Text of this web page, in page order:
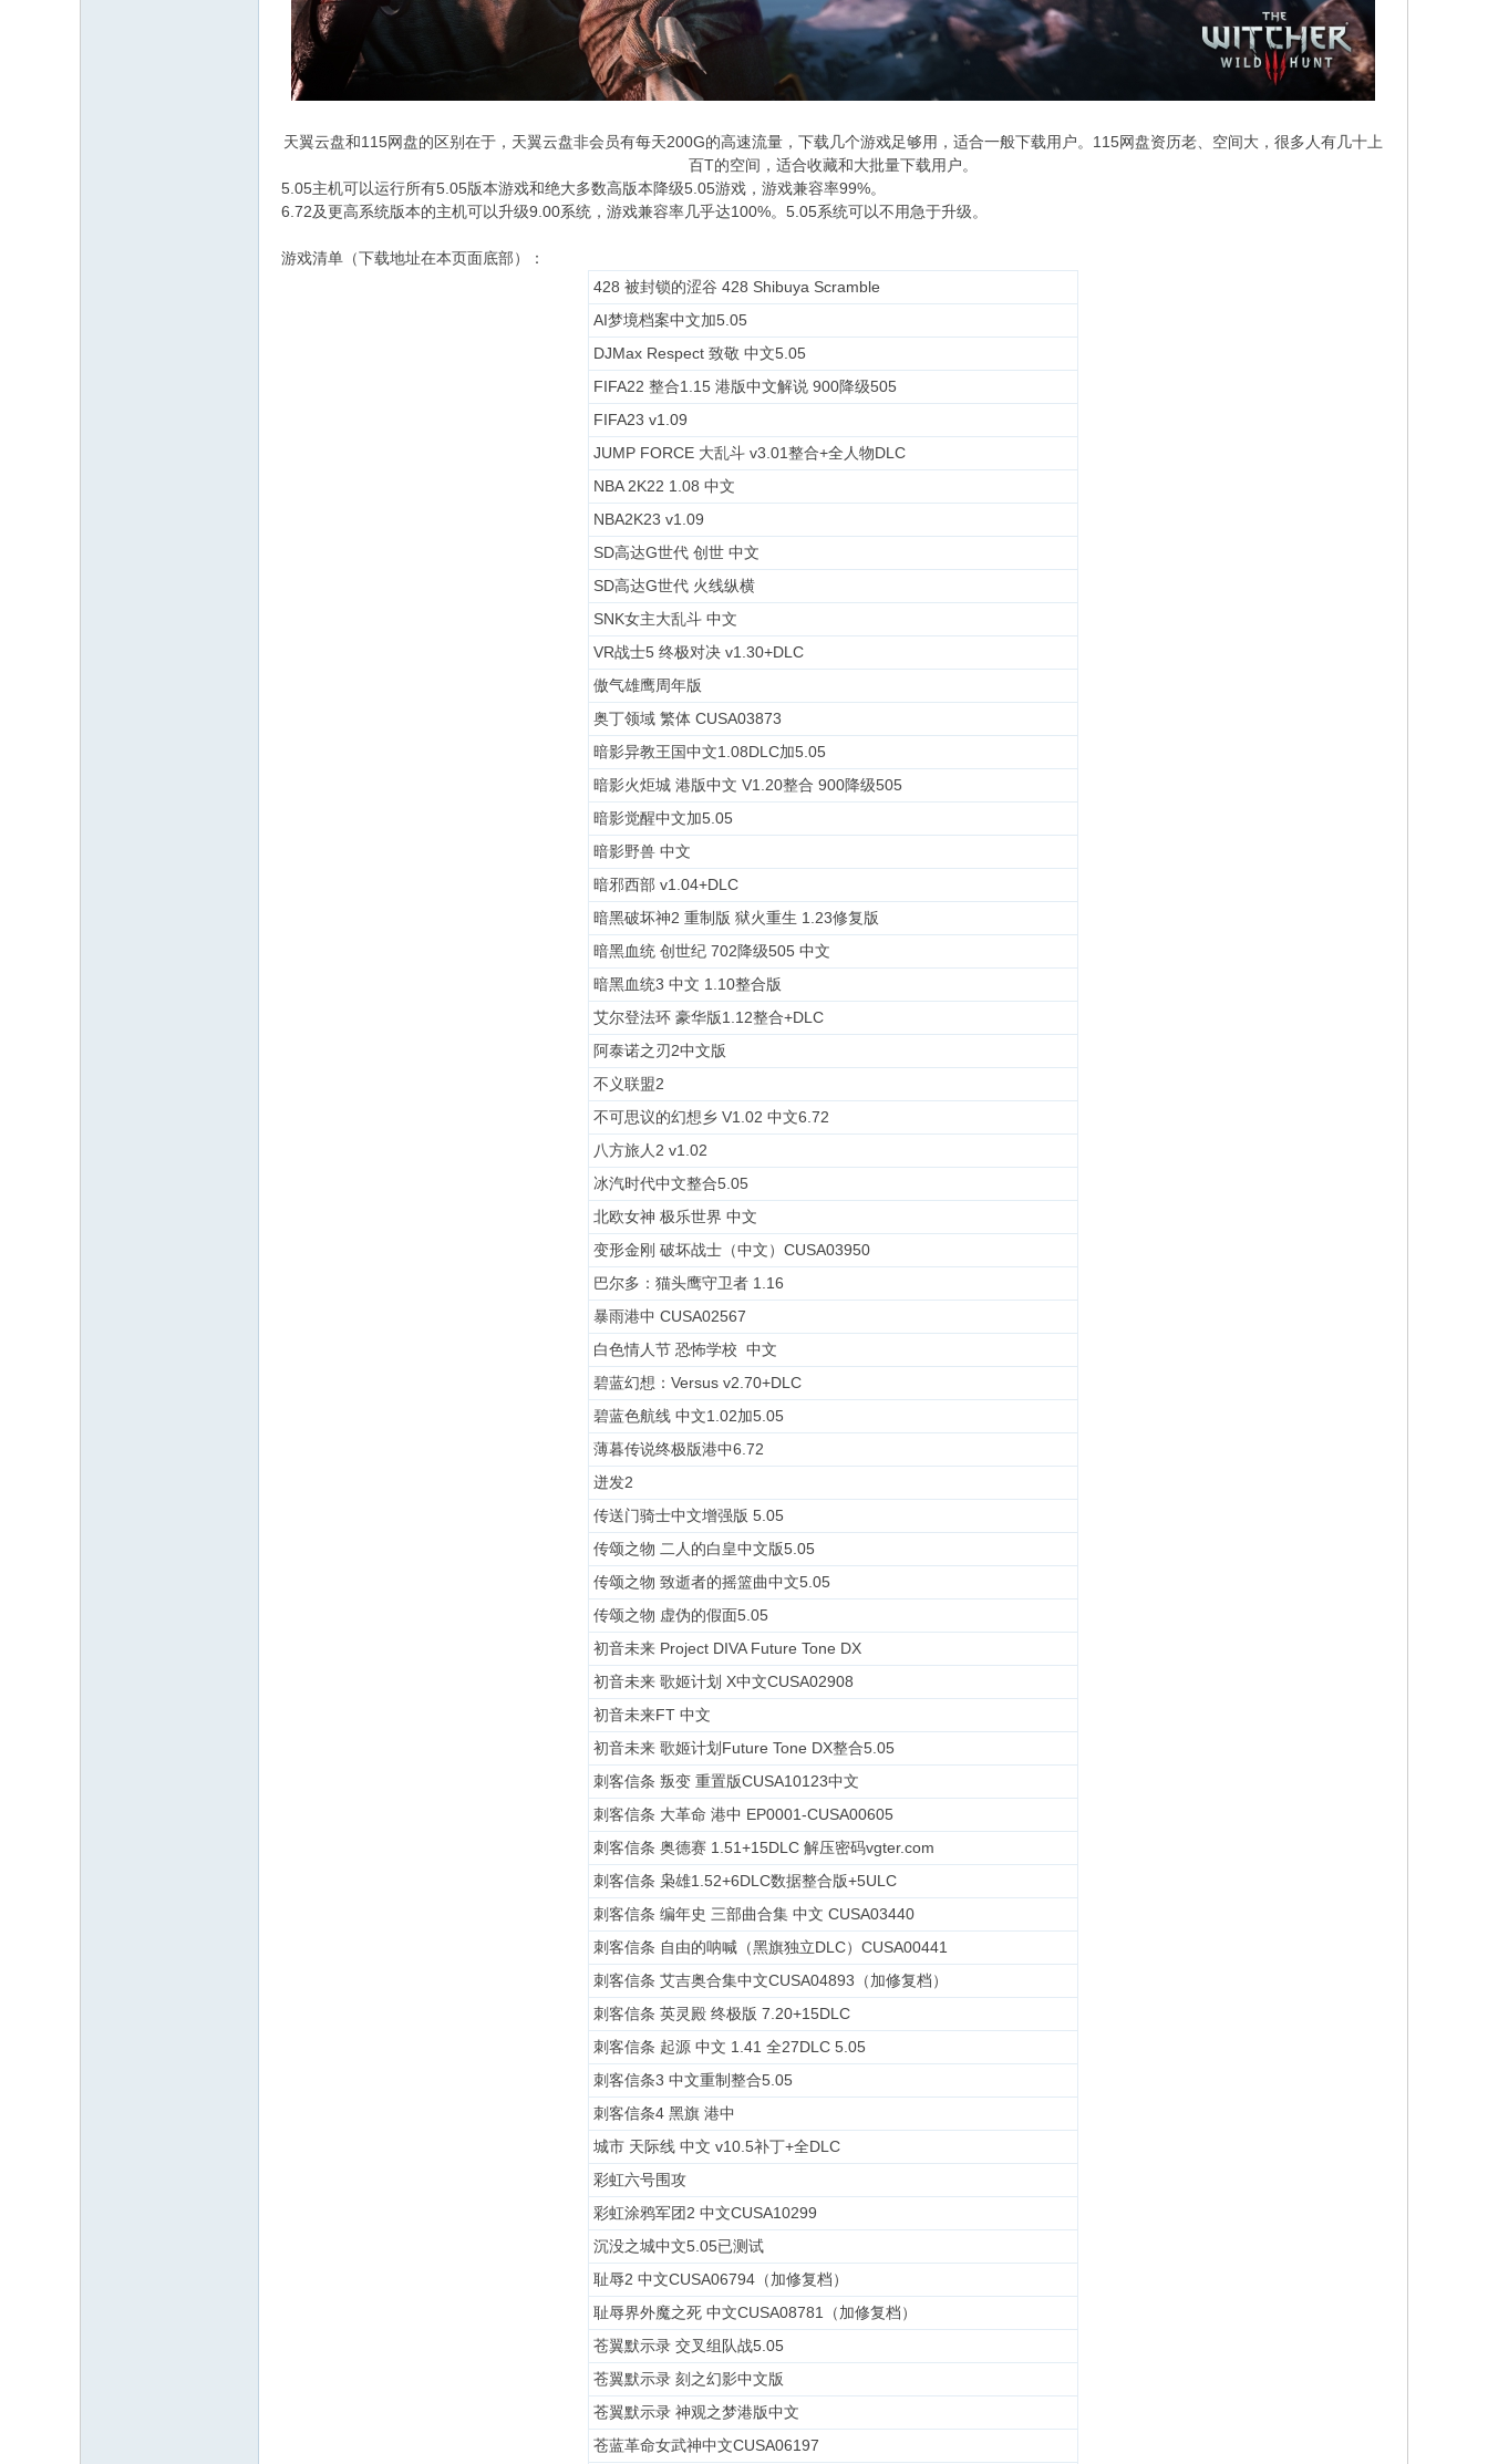
天翼云盘和115网盘的区别在于，天翼云盘非会员有每天200G的高速流量，下载几个游戏足够用，适合一般下载用户。115网盘资历老、空间大，很多人有几十上
百T的空间，适合收藏和大批量下载用户。
5.05主机可以运行所有5.05版本游戏和绝大多数高版本降级5.05游戏，游戏兼容率99%。
6.72及更高系统版本的主机可以升级9.00系统，游戏兼容率几乎达100%。5.05系统可以不用急于升级。
游戏清单（下载地址在本页面底部）：
428 被封锁的涩谷 428 Shibuya Scramble
AI梦境档案中文加5.05
DJMax Respect 致敬 中文5.05
FIFA22 整合1.15 港版中文解说 900降级505
FIFA23 v1.09
JUMP FORCE 大乱斗 v3.01整合+全人物DLC
NBA 2K22 1.08 中文
NBA2K23 v1.09
SD高达G世代 创世 中文
SD高达G世代 火线纵横
SNK女主大乱斗 中文
VR战士5 终极对决 v1.30+DLC
傲气雄鹰周年版
奥丁领域 繁体 CUSA03873
暗影异教王国中文1.08DLC加5.05
暗影火炬城 港版中文 V1.20整合 900降级505
暗影觉醒中文加5.05
暗影野兽 中文
暗邪西部 v1.04+DLC
暗黑破坏神2 重制版 狱火重生 1.23修复版
暗黑血统 创世纪 702降级505 中文
暗黑血统3 中文 1.10整合版
艾尔登法环 豪华版1.12整合+DLC
阿泰诺之刃2中文版
不义联盟2
不可思议的幻想乡 V1.02 中文6.72
八方旅人2 v1.02
冰汽时代中文整合5.05
北欧女神 极乐世界 中文
变形金刚 破坏战士（中文）CUSA03950
巴尔多：猫头鹰守卫者 1.16
暴雨港中 CUSA02567
白色情人节 恐怖学校 中文
碧蓝幻想：Versus v2.70+DLC
碧蓝色航线 中文1.02加5.05
薄暮传说终极版港中6.72
迸发2
传送门骑士中文增强版 5.05
传颂之物 二人的白皇中文版5.05
传颂之物 致逝者的摇篮曲中文5.05
传颂之物 虚伪的假面5.05
初音未来 Project DIVA Future Tone DX
初音未来 歌姬计划 X中文CUSA02908
初音未来FT 中文
初音未来 歌姬计划Future Tone DX整合5.05
刺客信条 叛变 重置版CUSA10123中文
刺客信条 大革命 港中 EP0001-CUSA00605
刺客信条 奥德赛 1.51+15DLC 解压密码vgter.com
刺客信条 枭雄1.52+6DLC数据整合版+5ULC
刺客信条 编年史 三部曲合集 中文 CUSA03440
刺客信条 自由的呐喊（黑旗独立DLC）CUSA00441
刺客信条 艾吉奥合集中文CUSA04893（加修复档）
刺客信条 英灵殿 终极版 7.20+15DLC
刺客信条 起源 中文 1.41 全27DLC 5.05
刺客信条3 中文重制整合5.05
刺客信条4 黑旗 港中
城市 天际线 中文 v10.5补丁+全DLC
彩虹六号围攻
彩虹涂鸦军团2 中文CUSA10299
沉没之城中文5.05已测试
耻辱2 中文CUSA06794（加修复档）
耻辱界外魔之死 中文CUSA08781（加修复档）
苍翼默示录 交叉组队战5.05
苍翼默示录 刻之幻影中文版
苍翼默示录 神观之梦港版中文
苍蓝革命女武神中文CUSA06197